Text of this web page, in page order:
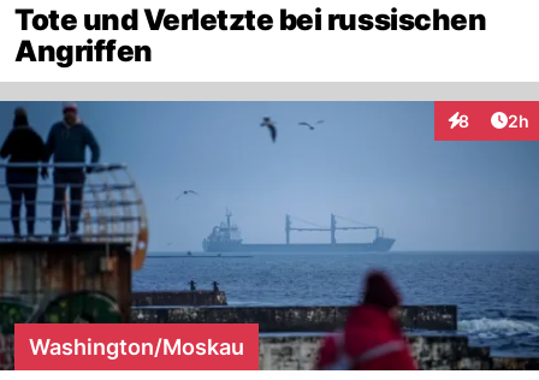
Tote und Verletzte bei russischen
Angriffen
8 2h
Washington/Moskau